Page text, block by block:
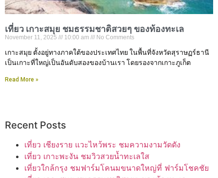
เที่ยว เกาะสมุย ชมธรรมชาติสวยๆ ของท้องทะเล
November 11, 2025 10:00 am No Comments
เกาะสมุย ตั้งอยู่ทางภาคใต้ของประเทศไทย ในพื้นที่จังหวัดสุราษฏร์ธานี
เป็นเกาะที่ใหญ่เป็นอันดับสองของบ้านเรา โดยรองจากเกาะภูเก็ต
Read More »
Recent Posts
เที่ยว เชียงราย แวะไหว้พระ ชมความงามวัดดัง
เที่ยว เกาะพะงัน ชมวิวสวยน้ำทะเลใส
เที่ยวใกล้กรุง ชมฟาร์มโคนมขนาดใหญ่ที่ ฟาร์มโชคชัย